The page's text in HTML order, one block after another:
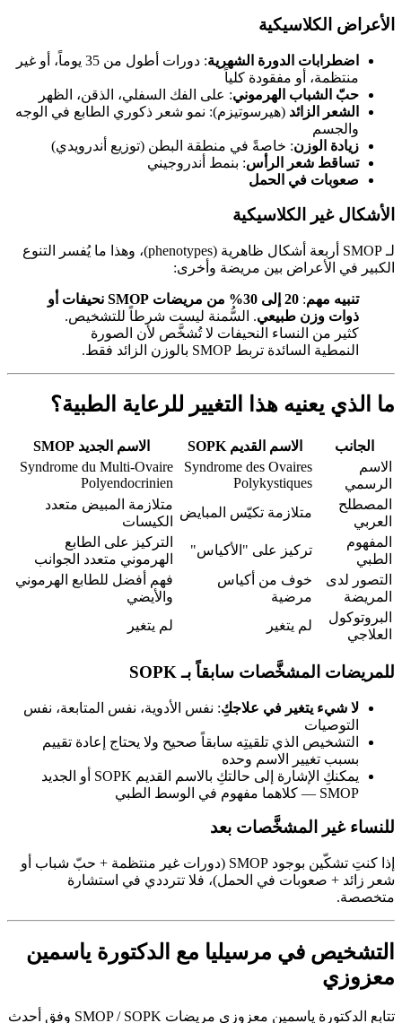
الأعراض الكلاسيكية
اضطرابات الدورة الشهرية
: دورات أطول من 35 يوماً، أو غير
منتظمة، أو مفقودة كلياً
حبّ الشباب الهرموني: على الفك السفلي، الذقن، الظهر
الشعر الزائد (هيرسوتيزم): نمو شعر ذكوري الطابع في الوجه
والجسم
زيادة الوزن: خاصةً في منطقة البطن (توزيع أندرويدي)
تساقط شعر الرأس: بنمط أندروجيني
صعوبات في الحمل
الأشكال غير الكلاسيكية
لـ SMOP أربعة أشكال ظاهرية (phenotypes)، وهذا ما يُفسر التنوع
الكبير في الأعراض بين مريضة وأخرى:
تنبيه مهم:
20 إلى 30% من مريضات SMOP نحيفات أو
ذوات وزن طبيعي. السُّمنة ليست شرطاً للتشخيص.
كثير من النساء النحيفات لا تُشخَّص لأن الصورة
النمطية السائدة تربط SMOP بالوزن الزائد فقط.
ما الذي يعنيه هذا التغيير للرعاية الطبية؟
الجانب الاسم القديم SOPK
الاسم الجديد SMOP
الاسم
الرسمي
Syndrome des Ovaires
Polykystiques
Syndrome du Multi-Ovaire
Polyendocrinien
المصطلح
العربي
متلازمة تكيّس المبايض
متلازمة المبيض متعدد
الكيسات
المفهوم
الطبي
تركيز على "الأكياس"
التركيز على الطابع
الهرموني متعدد الجوانب
التصور لدى
المريضة
خوف من أكياس
مرضية
فهم أفضل للطابع الهرموني
والأيضي
البروتوكول
العلاجي
لم يتغير لم يتغير
للمريضات المشخَّصات سابقاً بـ SOPK
لا شيء يتغير في علاجكِ: نفس الأدوية، نفس المتابعة، نفس
التوصيات
التشخيص الذي تلقيتِه سابقاً صحيح ولا يحتاج إعادة تقييم
بسبب تغيير الاسم وحده
يمكنكِ الإشارة إلى حالتكِ بالاسم القديم SOPK أو الجديد
SMOP — كلاهما مفهوم في الوسط الطبي
للنساء غير المشخَّصات بعد
إذا كنتِ تشكّين بوجود SMOP (دورات غير منتظمة + حبّ شباب أو
شعر زائد + صعوبات في الحمل)، فلا تترددي في استشارة
متخصصة.
التشخيص في مرسيليا مع الدكتورة ياسمين
معزوزي
تتابع الدكتورة ياسمين معزوزي مريضات SMOP / SOPK وفق أحدث